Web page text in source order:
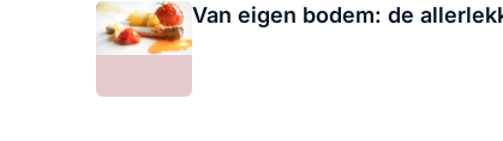
Van eigen bodem: de